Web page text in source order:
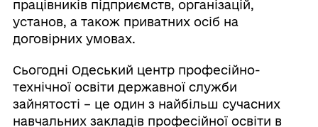
працівників підприємств, організацій,
установ, а також приватних осіб на
договірних умовах.
Сьогодні Одеський центр професійно-
технічної освіти державної служби
зайнятості – це один з найбільш сучасних
навчальних закладів професійної освіти в